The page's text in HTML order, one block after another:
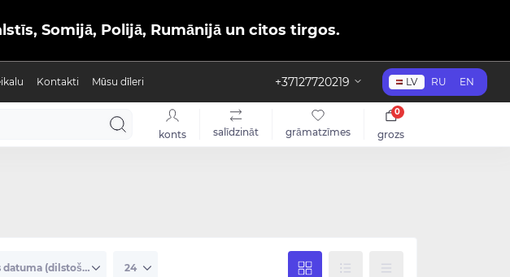
Somijā, Polijā, Rumānijā un citos tirgos.
Kontakti Mūsu dīleri +37127720219 LV RU EN
konts salīdzināt grāmatzīmes grozs
0